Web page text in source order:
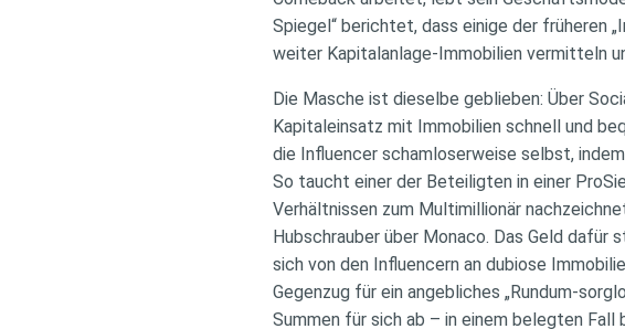
Spiegel“ berichtet, dass einige der früheren
weiter Kapitalanlage-Immobilien vermitteln
Die Masche ist dieselbe geblieben: Über
Kapitaleinsatz mit Immobilien schnell und
die Influencer schamloserweise selbst,
So taucht einer der Beteiligten in einer
Verhältnissen zum Multimillionär
Hubschrauber über Monaco. Das Geld
sich von den Influencern an dubiose
Gegenzug für ein angebliches „Rundum-
Summen für sich ab – in einem belegten Fall